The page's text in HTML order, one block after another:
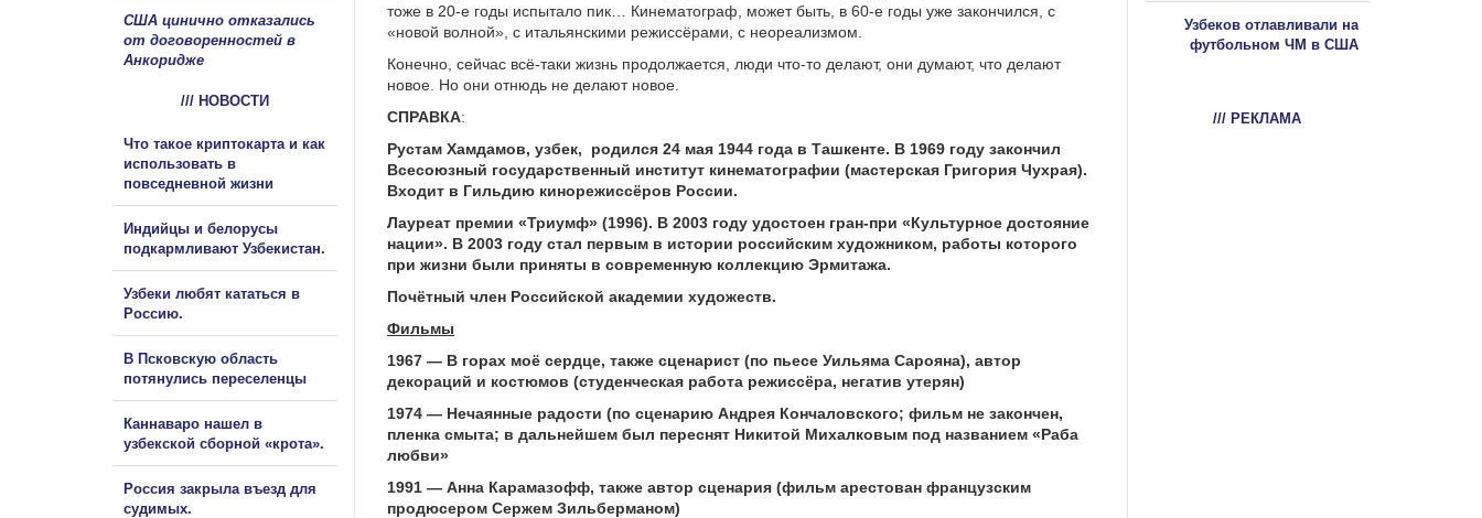
тоже в 20-е годы испытало пик… Кинематограф, может быть, в 60-е годы уже закончился, с
«новой волной», с итальянскими режиссёрами, с неореализмом.
Конечно, сейчас всё-таки жизнь продолжается, люди что-то делают, они думают, что делают
новое. Но они отнюдь не делают новое.
СПРАВКА:
Рустам Хамдамов, узбек,
родился 24 мая 1944 года в Ташкенте. В 1969 году закончил
Всесоюзный государственный институт кинематографии (мастерская Григория Чухрая).
Входит в Гильдию кинорежиссёров России.
Лауреат премии «Триумф» (1996). В 2003 году удостоен гран-при «Культурное достояние
нации». В 2003 году стал первым в истории российским художником, работы которого
при жизни были приняты в современную коллекцию Эрмитажа.
Почётный член Российской академии художеств.
Фильмы
1967 — В горах моё сердце, также сценарист (по пьесе Уильяма Сарояна), автор
декораций и костюмов (студенческая работа режиссёра, негатив утерян)
1974 — Нечаянные радости (по сценарию Андрея Кончаловского; фильм не закончен,
пленка смыта; в дальнейшем был переснят Никитой Михалковым под названием «Раба
любви»
1991 — Анна Карамазофф, также автор сценария (фильм арестован французским
продюсером Сержем Зильберманом)
США цинично отказались
от договоренностей в
Анкоридже
/// НОВОСТИ
Что такое криптокарта и как
использовать в
повседневной жизни
Индийцы и белорусы
подкармливают Узбекистан.
Узбеки любят кататься в
Россию.
В Псковскую область
потянулись переселенцы
Каннаваро нашел в
узбекской сборной «крота».
Россия закрыла въезд для
судимых.
Узбеков отлавливали на
футбольном ЧМ в США
/// РЕКЛАМА